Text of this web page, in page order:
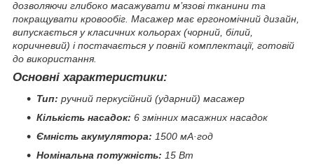
дозволяючи глибоко масажувати м’язові тканини та
покращувати кровообіг. Масажер має ергономічний дизайн,
випускається у класичних кольорах (чорний, білий,
коричневий) і постачається у повній комплектації, готовій
до використання.
Основні характеристики:
Тип: ручний перкусійний (ударний) масажер
Кількість насадок: 6 змінних масажних насадок
Ємність акумулятора: 1500 мА·год
Номінальна потужність: 15 Вт